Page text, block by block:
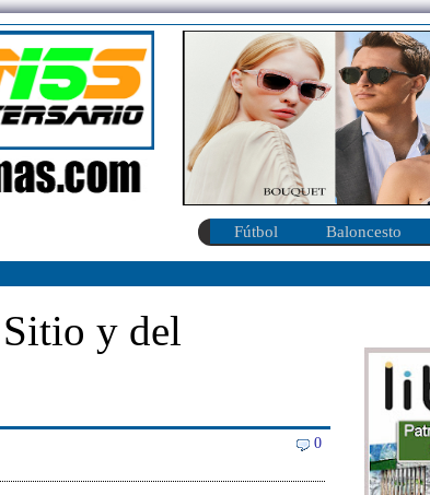
Fútbol Baloncesto
y del
0